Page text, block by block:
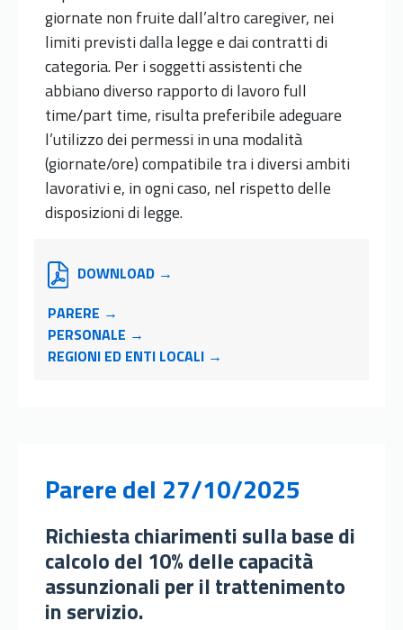
giornate non fruite dall’altro caregiver, nei
limiti previsti dalla legge e dai contratti di
categoria. Per i soggetti assistenti che
abbiano diverso rapporto di lavoro full
time/part time, risulta preferibile adeguare
l’utilizzo dei permessi in una modalità
(giornate/ore) compatibile tra i diversi ambiti
lavorativi e, in ogni caso, nel rispetto delle
disposizioni di legge.
DOWNLOAD →
PARERE →
PERSONALE →
REGIONI ED ENTI LOCALI →
Pareredel 27/10/2025
Richiesta chiarimenti sulla base di
calcolo del 10% delle capacità
assunzionali per il trattenimento
in servizio.